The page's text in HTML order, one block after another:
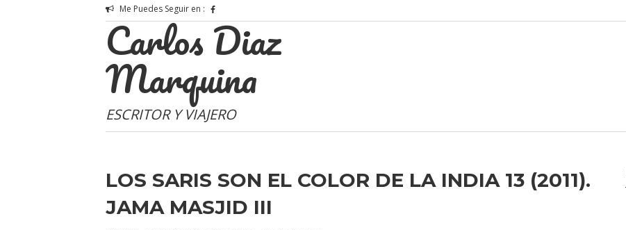
Me Puedes Seguir en :
Carlos Diaz
Marquina
ESCRITOR Y VIAJERO
LOS SARIS SON EL COLOR DE LA INDIA 13 (2011).
JAMA MASJID III